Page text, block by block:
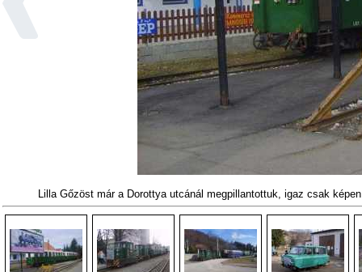
Lilla Gőzöst már a Dorottya utcánál megpillantottuk, igaz csak